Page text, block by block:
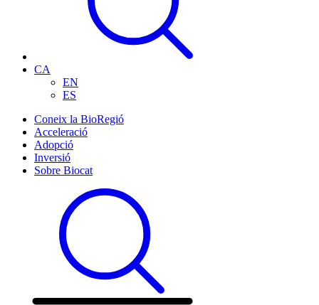
CA
EN
ES
Coneix la BioRegió
Acceleració
Adopció
Inversió
Sobre Biocat